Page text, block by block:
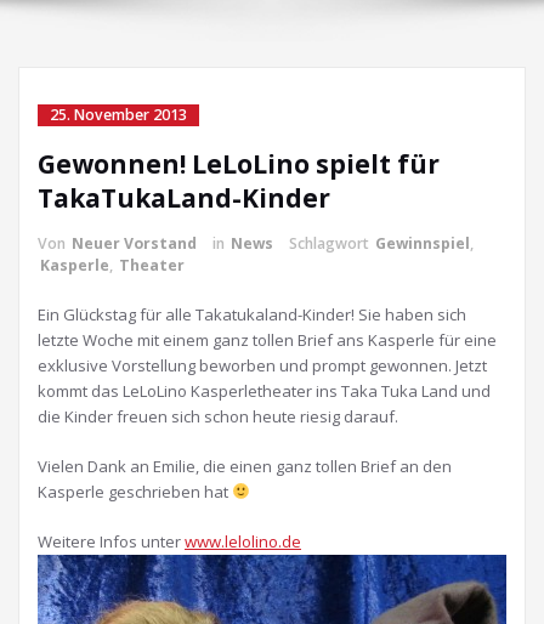
25. November 2013
Gewonnen! LeLoLino spielt für
TakaTukaLand-Kinder
Von Neuer Vorstand in News Schlagwort Gewinnspiel,
Kasperle, Theater
Ein Glückstag für alle Takatukaland-Kinder! Sie haben sich
letzte Woche mit einem ganz tollen Brief ans Kasperle für eine
exklusive Vorstellung beworben und prompt gewonnen. Jetzt
kommt das LeLoLino Kasperletheater ins Taka Tuka Land und
die Kinder freuen sich schon heute riesig darauf.
Vielen Dank an Emilie, die einen ganz tollen Brief an den
Kasperle geschrieben hat
Weitere Infos unterwww.lelolino.de